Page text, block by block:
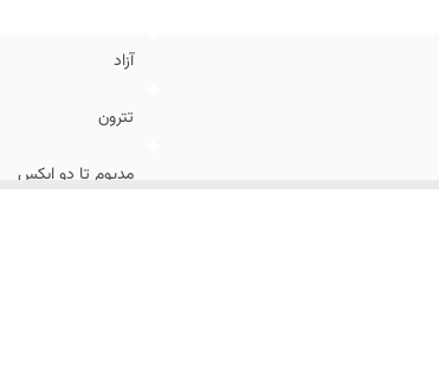
آزاد
تترون
مدیوم تا دو ایکس